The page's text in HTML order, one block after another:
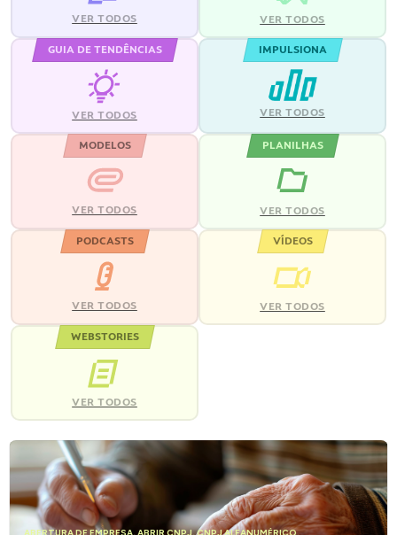
VER TODOS VER TODOS
GUIA DE TENDÊNCIAS
VER TODOS
IMPULSIONA
VER TODOS
MODELOS
VER TODOS
PLANILHAS
VER TODOS
PODCASTS
VER TODOS
VÍDEOS
VER TODOS
WEBSTORIES
VER TODOS